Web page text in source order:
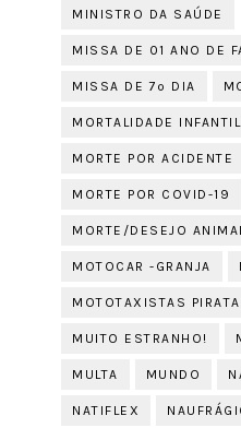
MINISTRO DA SAÚDE
MISSA DE 01 ANO DE
MISSA DE 7º DIA
MORTALIDADE INFANTIL
MORTE POR ACIDENTE
MORTE POR COVID-19
MORTE/DESEJO
MOTOCAR -GRANJA
MOTOTAXISTAS
MUITO ESTRANHO!
MULTA MUNDO
NATIFLEX